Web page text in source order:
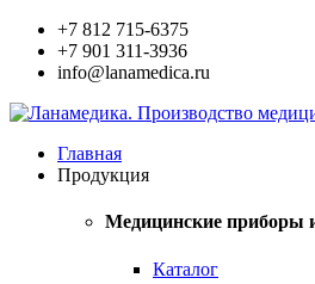
+7 812 715-6375
+7 901 311-3936
info@lanamedica.ru
Главная
Продукция
Медицинские приборы
Каталог